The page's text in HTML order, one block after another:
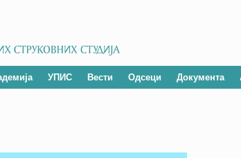
УПИС Вести Одсеци Документа